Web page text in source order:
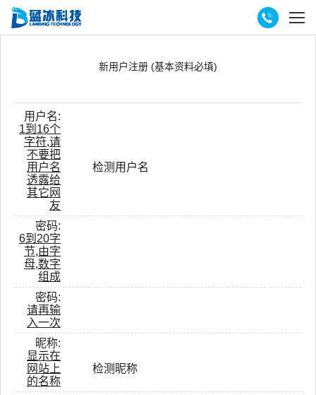
首页 > 用户注册
新用户注册 (基本资料必填)
用户名:
1到16个
字符,请
不要把
用户名
透露给
其它网
友
检测用户名
密码:
6到20字
节,由字
母,数字
组成
密码:
请再输
入一次
昵称:
显示在
网站上
的名称
检测昵称